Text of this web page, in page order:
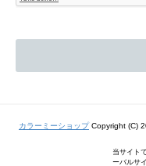
カラーミーショップCopyright (C)
当サイト
ーバルサ